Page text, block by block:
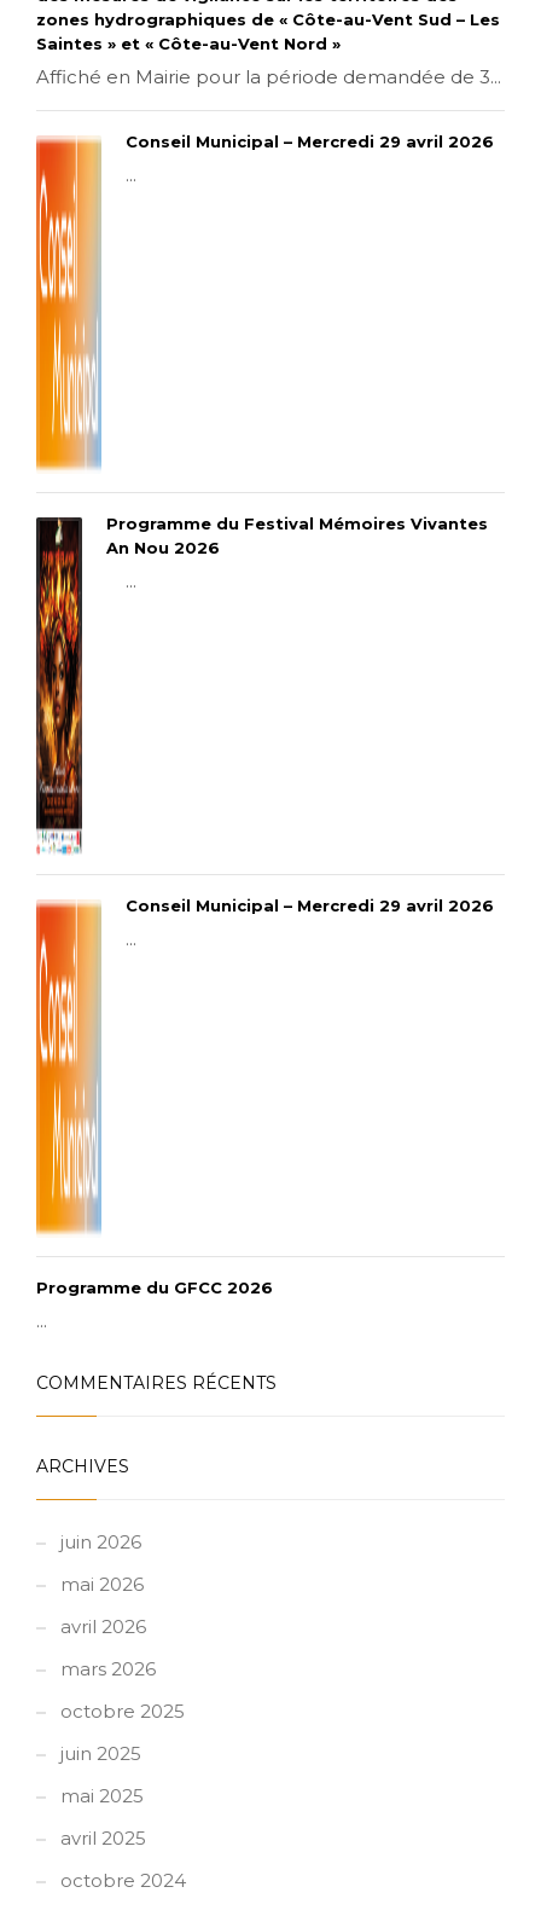
zones hydrographiques de « Côte-au-Vent Sud – Les
Saintes » et « Côte-au-Vent Nord »
Affiché en Mairie pour la période demandée de 3...
Conseil Municipal – Mercredi 29 avril 2026
...
Programme du Festival Mémoires Vivantes
An Nou 2026
...
Conseil Municipal – Mercredi 29 avril 2026
...
Programme du GFCC 2026
...
COMMENTAIRES RÉCENTS
ARCHIVES
juin 2026
mai 2026
avril 2026
mars 2026
octobre 2025
juin 2025
mai 2025
avril 2025
octobre 2024